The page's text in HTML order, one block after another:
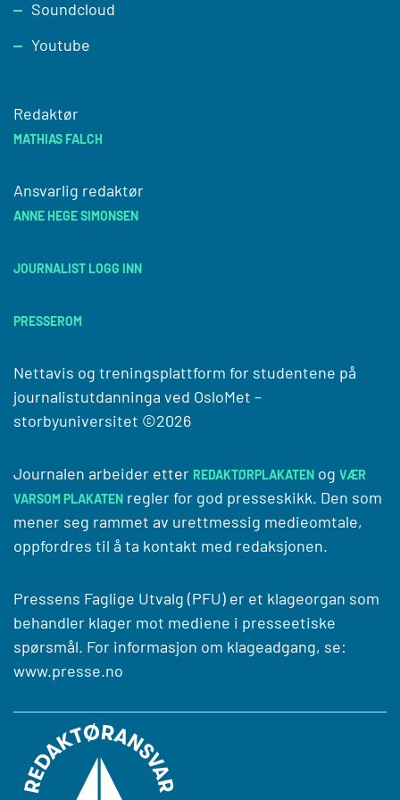
Soundcloud
Youtube
Redaktør
MATHIAS FALCH
Ansvarlig redaktør
ANNE HEGE SIMONSEN
JOURNALIST LOGG INN
PRESSEROM
Nettavis og treningsplattform for studentene på
journalistutdanninga ved OsloMet –
storbyuniversitet ©2026
Journalen arbeider etter REDAKTØRPLAKATEN og VÆR
VARSOM PLAKATEN regler for god presseskikk. Den som
mener seg rammet av urettmessig medieomtale,
oppfordres til å ta kontakt med redaksjonen.
Pressens Faglige Utvalg (PFU) er et klageorgan som
behandler klager mot mediene i presseetiske
spørsmål. For informasjon om klageadgang, se:
www.presse.no